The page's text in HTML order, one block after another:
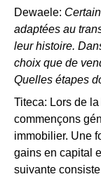
Dewaele:
adaptées au
leur histoire.
choix que de
Quelles étapes
Titeca: Lors de
commençons
immobilier. Une
gains en capital
suivante